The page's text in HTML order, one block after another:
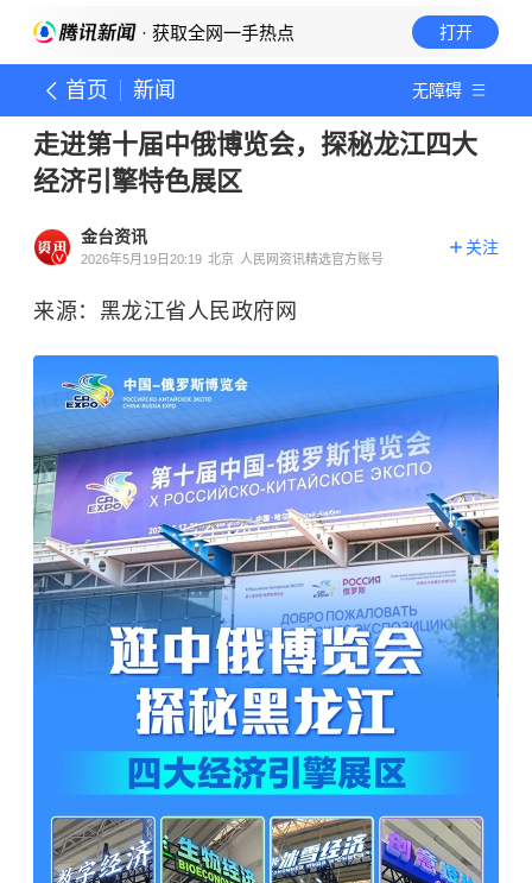
· 获取全网一手热点 打开
首页 新闻 无障碍
走进第十届中俄博览会，探秘龙江四大
经济引擎特色展区
金台资讯
2026年5月19日20:19 北京 人民网资讯精选官方账号
关注
来源：黑龙江省人民政府网